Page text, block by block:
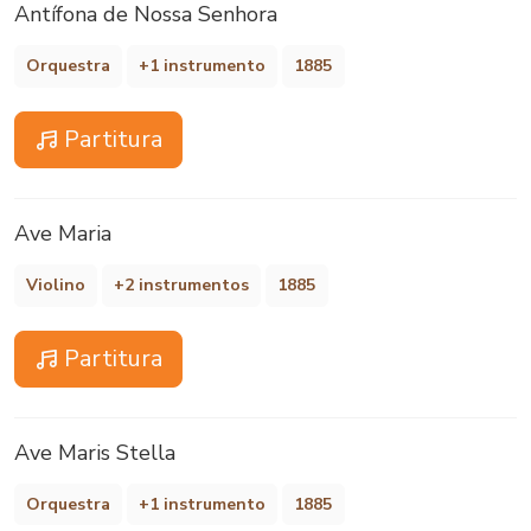
Antífona de Nossa Senhora
Orquestra +1 instrumento 1885
Partitura
Ave Maria
Violino +2 instrumentos 1885
Partitura
Ave Maris Stella
Orquestra +1 instrumento 1885